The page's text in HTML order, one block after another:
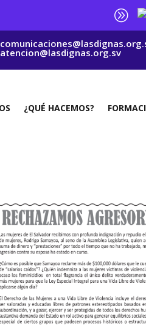
A
atencion@lasdignas.org.sv
¿QUÉ HACEMOS?